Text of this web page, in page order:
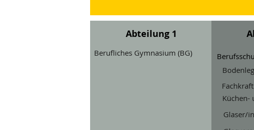
Abteilung 1
Berufliches Gymnasium (BG)
Küchen-
Glaser/in